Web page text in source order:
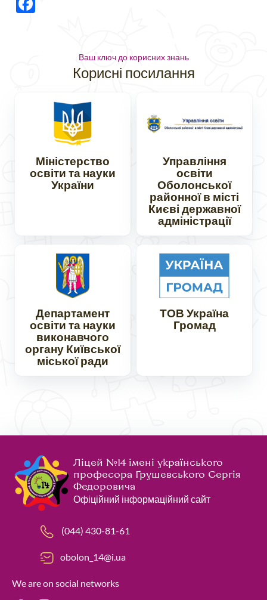
Ваш ключ до корисних знань
Корисні посилання
Міністерство
освіти та науки
України
Управління
освіти
Оболонської
районної в місті
Києві державної
адміністрації
Департамент
освіти та науки
виконавчого
органу Київської
міської ради
ТОВ Україна
Громад
Ліцей №14 імені українського
професора Грушевського Сергія
Федоровича
Офіційний інформаційний сайт
(044) 430-81-61
obolon_14@i.ua
We are on social networks